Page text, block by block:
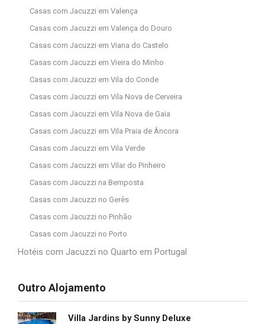
Casas com Jacuzzi em Valença
Casas com Jacuzzi em Valença do Douro
Casas com Jacuzzi em Viana do Castelo
Casas com Jacuzzi em Vieira do Minho
Casas com Jacuzzi em Vila do Conde
Casas com Jacuzzi em Vila Nova de Cerveira
Casas com Jacuzzi em Vila Nova de Gaia
Casas com Jacuzzi em Vila Praia de Âncora
Casas com Jacuzzi em Vila Verde
Casas com Jacuzzi em Vilar do Pinheiro
Casas com Jacuzzi na Bemposta
Casas com Jacuzzi no Gerês
Casas com Jacuzzi no Pinhão
Casas com Jacuzzi no Porto
Hotéis com Jacuzzi no Quarto em Portugal
Outro Alojamento
Villa Jardins by Sunny Deluxe